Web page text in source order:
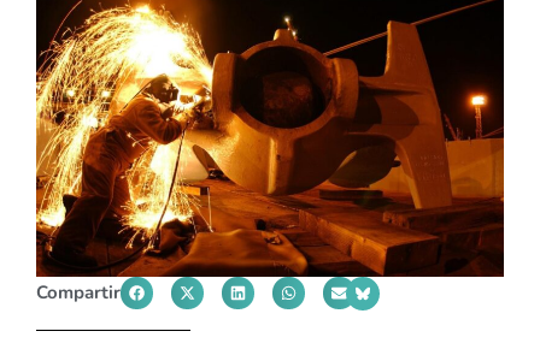
Compartir